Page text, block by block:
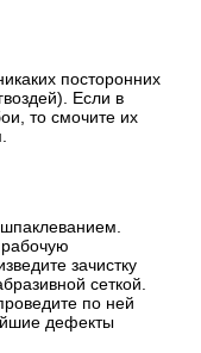
посторонних
Если в
то смочите их
зачистку
сеткой.
по ней
дефекты